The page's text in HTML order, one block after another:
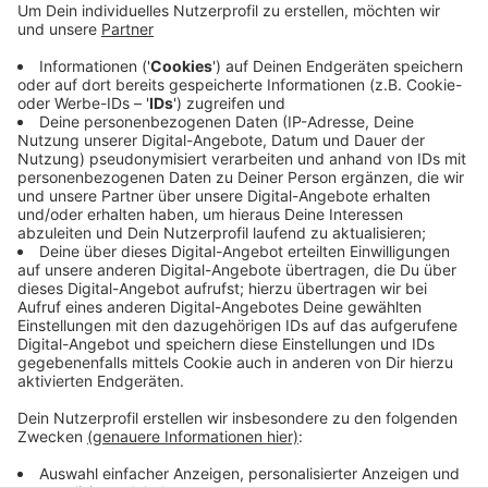
dann auch, dass der 25-Jährige mit dem Hammer
ihn nicht. Deshalb schossen zwei Polizisten jeweils
dreimal auf den Angreifer. Ein oder zwei Treffer
waren tödlich. Der 25-Jährige war kurz danach im
Krankenhaus gestorben. Das Ermittlungsergebnis
lautet: Das war Notwehr.
Veröffentlicht:Freitag, 27.11.2020 09:59
Anzeige
Anzeige